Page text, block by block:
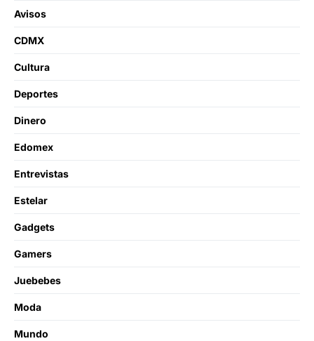
Avisos
CDMX
Cultura
Deportes
Dinero
Edomex
Entrevistas
Estelar
Gadgets
Gamers
Juebebes
Moda
Mundo